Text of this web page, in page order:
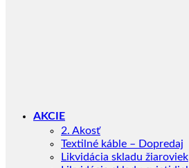
AKCIE
2. Akosť
Textilné káble – Dopredaj
Likvidácia skladu žiaroviek